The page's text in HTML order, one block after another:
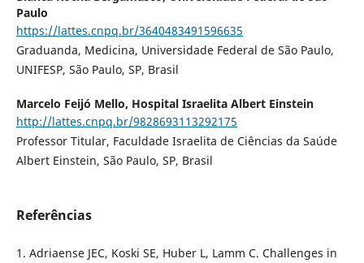
Paulo
https://lattes.cnpq.br/3640483491596635
Graduanda, Medicina, Universidade Federal de São Paulo,
UNIFESP, São Paulo, SP, Brasil
Marcelo Feijó Mello, Hospital Israelita Albert Einstein
http://lattes.cnpq.br/9828693113292175
Professor Titular, Faculdade Israelita de Ciências da Saúde
Albert Einstein, São Paulo, SP, Brasil
Referências
1. Adriaense JEC, Koski SE, Huber L, Lamm C. Challenges in